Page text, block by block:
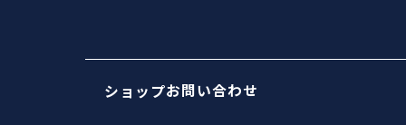
ショップお問い合わせ